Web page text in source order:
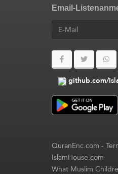
Email-
github.com/
QuranEnc.com-
IslamHouse.com
What Muslim